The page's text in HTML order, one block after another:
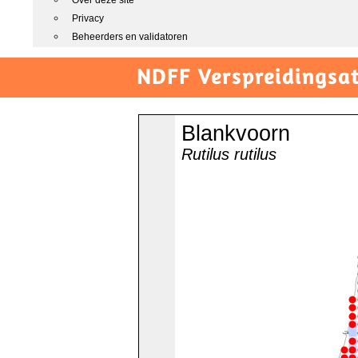
Privacy
Beheerders en validatoren
NDFF